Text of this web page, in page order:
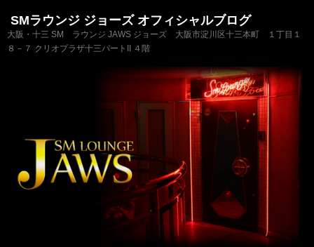
SMラウンジ ジョーズ オフィシャルブログ
大阪・十三 SM ラウンジ JAWS ジョーズ 大阪市淀川区十三本町 １丁目１
８－７ クリオプラザ十三パートII ４階